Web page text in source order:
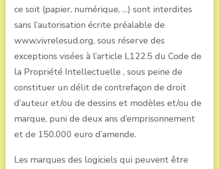
ce soit (papier, numérique, …) sont interdites
sans l’autorisation écrite préalable de
www.vivrelesud.org, sous réserve des
exceptions visées à l’article L122.5 du Code de
la Propriété Intellectuelle , sous peine de
constituer un délit de contrefaçon de droit
d’auteur et/ou de dessins et modèles et/ou de
marque, puni de deux ans d’emprisonnement
et de 150.000 euro d’amende.
Les marques des logiciels qui peuvent être